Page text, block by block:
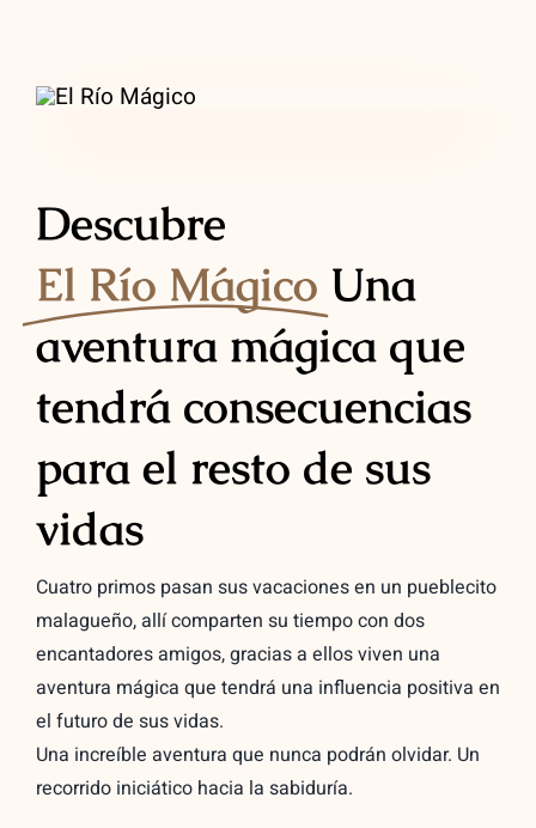
Descubre
El Río Mágico Una
aventura mágica que
tendrá consecuencias
para el resto de sus
vidas
Cuatro primos pasan sus vacaciones en un pueblecito
malagueño, allí comparten su tiempo con dos
encantadores amigos, gracias a ellos viven una
aventura mágica que tendrá una influencia positiva en
el futuro de sus vidas.
Una increíble aventura que nunca podrán olvidar. Un
recorrido iniciático hacia la sabiduría.